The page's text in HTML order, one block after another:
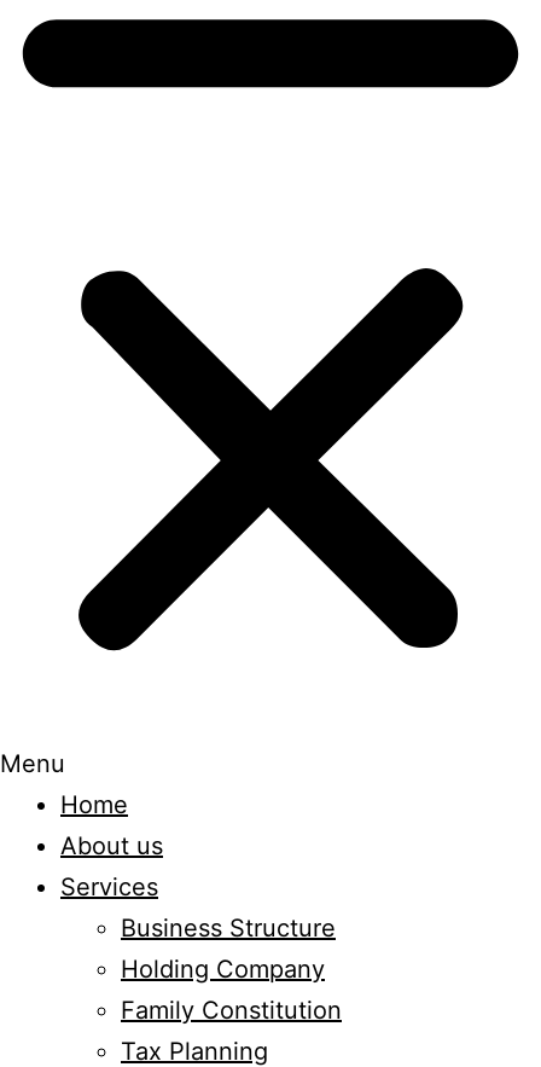
Menu
Home
About us
Services
Business Structure
Holding Company
Family Constitution
Tax Planning